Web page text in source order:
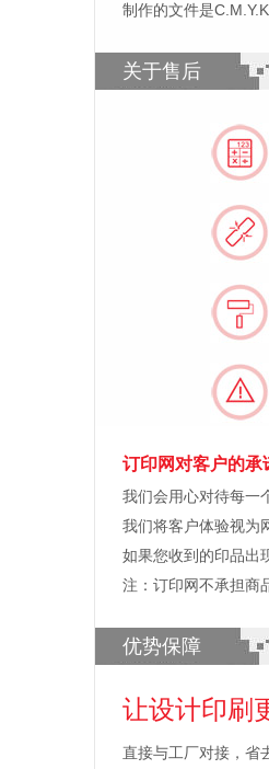
制作的文件是
关于售后
订印网对客户的承
我们会用心对待每一
我们将客户体验视为
如果您收到的印品出
注：订印网不承担商
优势保障
让设计印刷
直接与工厂对接，省